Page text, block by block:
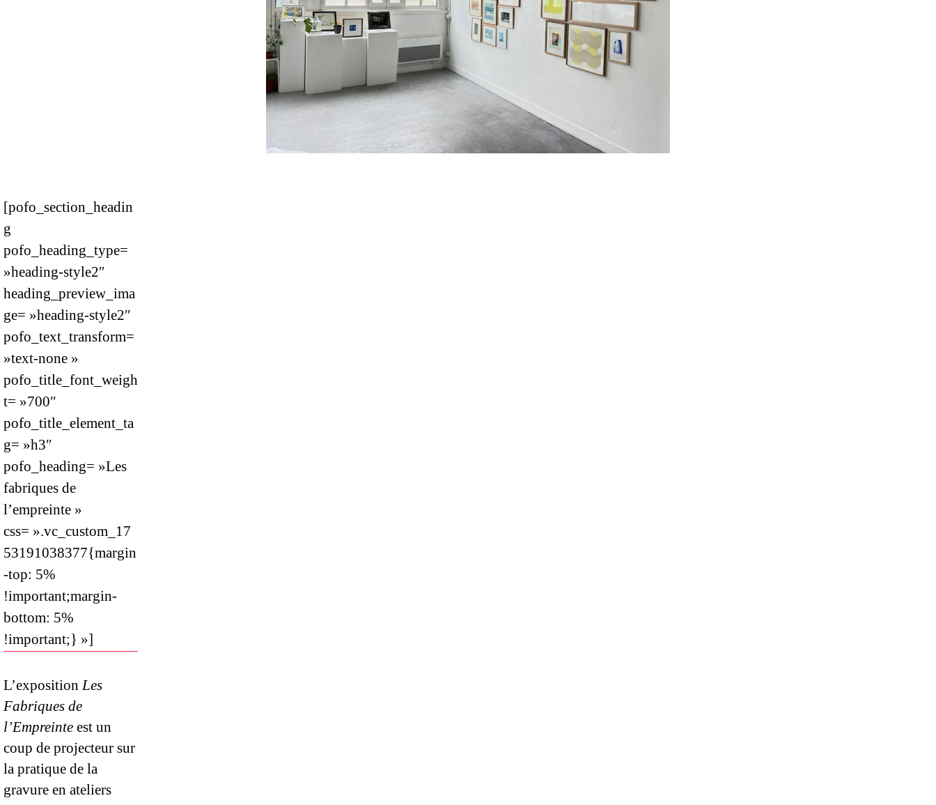
[pofo_section_headin
g
pofo_heading_type=
»heading-style2″
heading_preview_ima
ge= »heading-style2″
pofo_text_transform=
»text-none »
pofo_title_font_weigh
t= »700″
pofo_title_element_ta
g= »h3″
pofo_heading= »Les
fabriques de
l’empreinte »
css= ».vc_custom_17
53191038377{margin
-top: 5%
!important;margin-
bottom: 5%
!important;} »]
L’expositionLes
Fabriques de
l’Empreinteest un
coup de projecteur sur
la pratique de la
gravure en ateliers